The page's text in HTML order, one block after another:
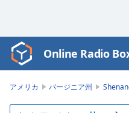
Video
Player
Online Radio
アメリカ バージニア州